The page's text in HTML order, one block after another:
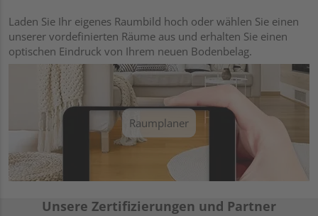
Laden Sie Ihr eigenes Raumbild hoch oder wählen Sie einen
unserer vordefinierten Räume aus und erhalten Sie einen
optischen Eindruck von Ihrem neuen Bodenbelag.
Raumplaner
Unsere Zertifizierungen und Partner